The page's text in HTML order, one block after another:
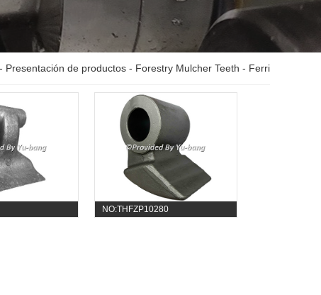
- Presentación de productos - Forestry Mulcher Teeth - Ferri
NO:THFZP10280